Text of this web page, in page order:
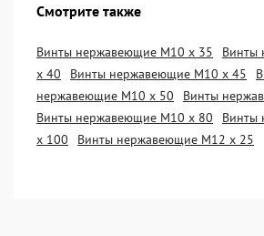
Смотрите также
Винты нержавеющие М10 х 35
Винты
х 40
Винты нержавеющие М10 х 45
нержавеющие М10 х 50
Винты
Винты нержавеющие М10 х 80
Винты
х 100
Винты нержавеющие М12 х 25